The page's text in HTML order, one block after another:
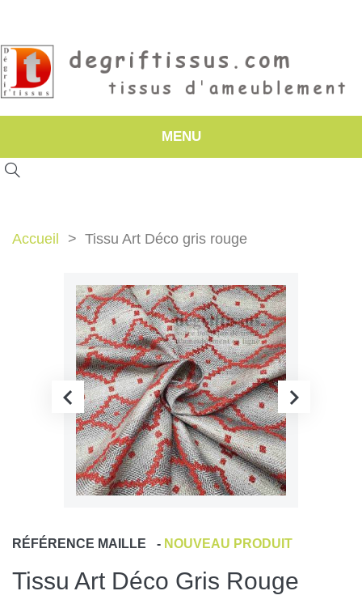
MENU
Accueil Tissu Art Déco gris rouge
RÉFÉRENCE MAILLE - NOUVEAU PRODUIT
Tissu Art Déco Gris Rouge